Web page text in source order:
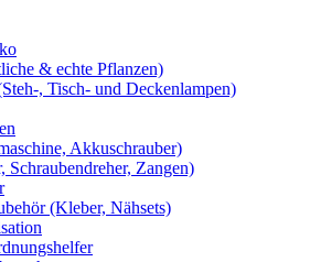
& echte Pflanzen)
, Tisch- und Deckenlampen)
Akkuschrauber)
Zangen)
(Kleber, Nähsets)